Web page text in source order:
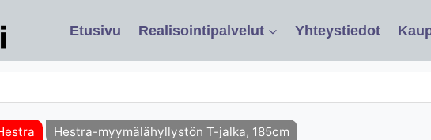
Etusivu Realisointipalvelut Yhteystiedot
Hestra-myymälähyllystön T-jalka, 185cm